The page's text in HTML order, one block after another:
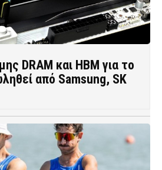
DRAM και HBM για το
από Samsung, SK